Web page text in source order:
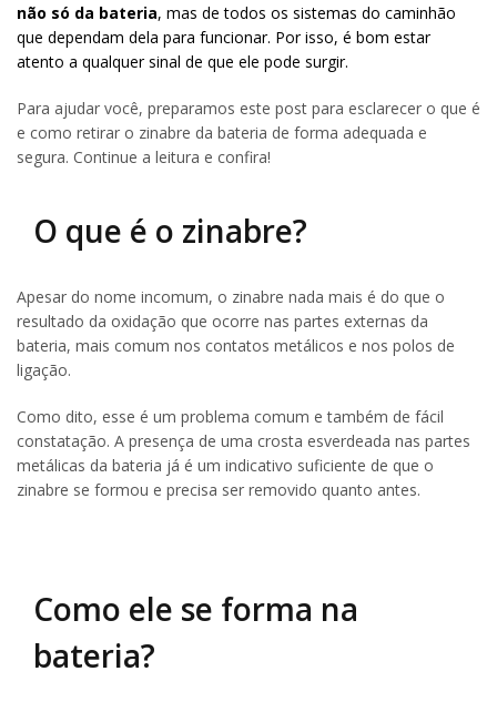
não só da bateria, mas de todos os sistemas do caminhão
que dependam dela para funcionar. Por isso, é bom estar
atento a qualquer sinal de que ele pode surgir.
Para ajudar você, preparamos este post para esclarecer o que é
e como retirar o zinabre da bateria de forma adequada e
segura. Continue a leitura e confira!
O que é o zinabre?
Apesar do nome incomum, o zinabre nada mais é do que o
resultado da oxidação que ocorre nas partes externas da
bateria, mais comum nos contatos metálicos e nos polos de
ligação.
Como dito, esse é um problema comum e também de fácil
constatação. A presença de uma crosta esverdeada nas partes
metálicas da bateria já é um indicativo suficiente de que o
zinabre se formou e precisa ser removido quanto antes.
Como ele se forma na
bateria?